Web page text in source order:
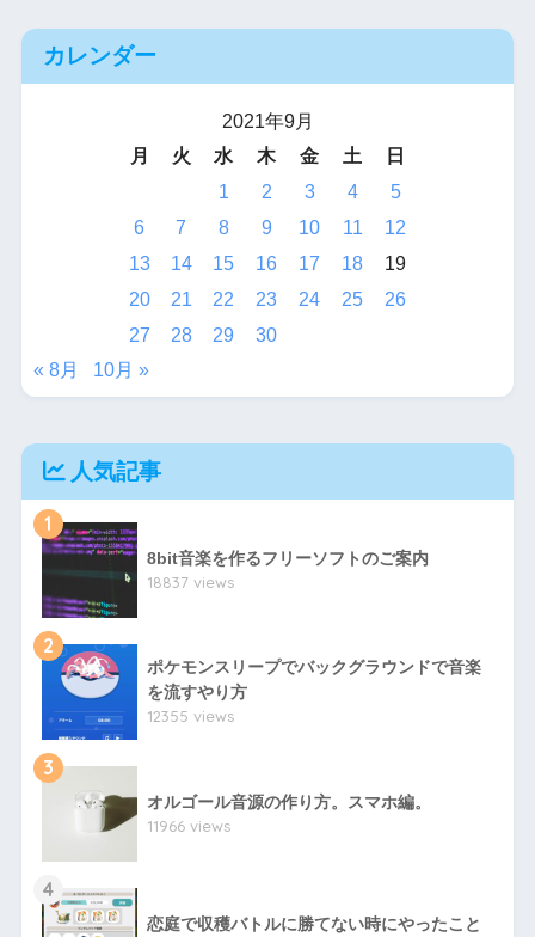
カレンダー
2021年9月
月
火 水 木 金 土
日
1
2 3 4
5
6
7 8 9 10 11
12
13
14 15 16 17 18
19
20
21 22 23 24 25
26
27
28 29
30
« 8月
10月 »
人気記事
1
8bit音楽を作るフリーソフトのご案内
18837 views
2
ポケモンスリープでバックグラウンドで音楽
を流すやり方
12355 views
3
オルゴール音源の作り方。スマホ編。
11966 views
4
恋庭で収穫バトルに勝てない時にやったこと